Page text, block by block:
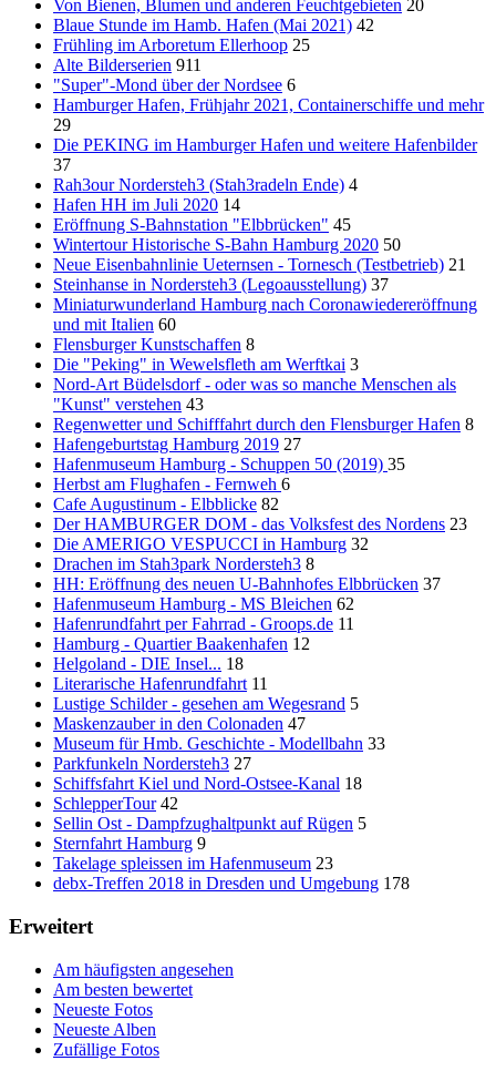
Von Bienen, Blumen und anderen Feuchtgebieten 20
Blaue Stunde im Hamb. Hafen (Mai 2021) 42
Frühling im Arboretum Ellerhoop 25
Alte Bilderserien 911
"Super"-Mond über der Nordsee 6
Hamburger Hafen, Frühjahr 2021, Containerschiffe und mehr
29
Die PEKING im Hamburger Hafen und weitere Hafenbilder
37
Rah3our Nordersteh3 (Stah3radeln Ende) 4
Hafen HH im Juli 2020 14
Eröffnung S-Bahnstation "Elbbrücken" 45
Wintertour Historische S-Bahn Hamburg 2020 50
Neue Eisenbahnlinie Ueternsen - Tornesch (Testbetrieb) 21
Steinhanse in Nordersteh3 (Legoausstellung) 37
Miniaturwunderland Hamburg nach Coronawiedereröffnung
und mit Italien 60
Flensburger Kunstschaffen 8
Die "Peking" in Wewelsfleth am Werftkai 3
Nord-Art Büdelsdorf - oder was so manche Menschen als
"Kunst" verstehen 43
Regenwetter und Schifffahrt durch den Flensburger Hafen 8
Hafengeburtstag Hamburg 2019 27
Hafenmuseum Hamburg - Schuppen 50 (2019) 35
Herbst am Flughafen - Fernweh 6
Cafe Augustinum - Elbblicke 82
Der HAMBURGER DOM - das Volksfest des Nordens 23
Die AMERIGO VESPUCCI in Hamburg 32
Drachen im Stah3park Nordersteh3 8
HH: Eröffnung des neuen U-Bahnhofes Elbbrücken 37
Hafenmuseum Hamburg - MS Bleichen 62
Hafenrundfahrt per Fahrrad - Groops.de 11
Hamburg - Quartier Baakenhafen 12
Helgoland - DIE Insel... 18
Literarische Hafenrundfahrt 11
Lustige Schilder - gesehen am Wegesrand 5
Maskenzauber in den Colonaden 47
Museum für Hmb. Geschichte - Modellbahn 33
Parkfunkeln Nordersteh3 27
Schiffsfahrt Kiel und Nord-Ostsee-Kanal 18
SchlepperTour 42
Sellin Ost - Dampfzughaltpunkt auf Rügen 5
Sternfahrt Hamburg 9
Takelage spleissen im Hafenmuseum 23
debx-Treffen 2018 in Dresden und Umgebung 178
Erweitert
Am häufigsten angesehen
Am besten bewertet
Neueste Fotos
Neueste Alben
Zufällige Fotos